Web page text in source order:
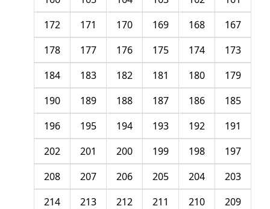
167
168
169
170
171
172
173
174
175
176
177
178
179
180
181
182
183
184
185
186
187
188
189
190
191
192
193
194
195
196
197
198
199
200
201
202
203
204
205
206
207
208
209
210
211
212
213
214